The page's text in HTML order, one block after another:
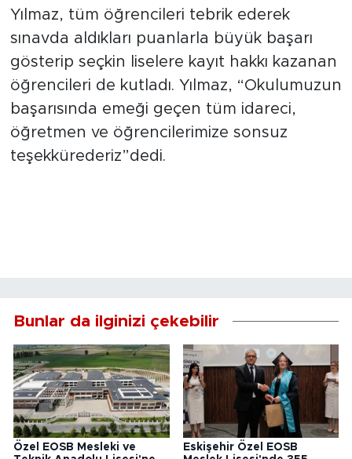
Yılmaz, tüm öğrencileri tebrik ederek
sınavda aldıkları puanlarla büyük başarı
gösterip seçkin liselere kayıt hakkı kazanan
öğrencileri de kutladı. Yılmaz, “Okulumuzun
başarısında emeği geçen tüm idareci,
öğretmen ve öğrencilerimize sonsuz
teşekkürederiz”dedi.
Bunlar da ilginizi çekebilir
Özel EOSB Mesleki ve
Eskişehir Özel EOSB